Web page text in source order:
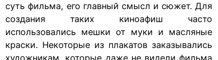
суть фильма, его главный смысл и сюжет. Для
создания таких киноафиш часто
использовались мешки от муки и масляные
краски. Некоторые из плакатов заказывались
художникам, которые даже не видели фильма